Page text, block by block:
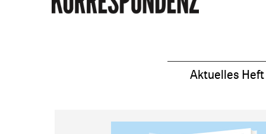
Aktuelles Heft